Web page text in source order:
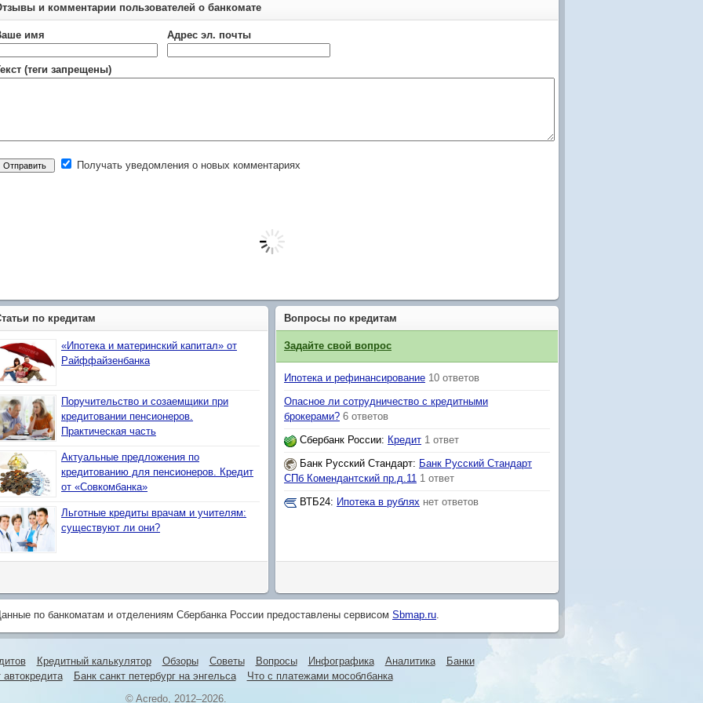
и комментарии пользователей о банкомате
имя Адрес эл. почты
(теги запрещены)
Получать уведомления о новых комментариях
по кредитам
«Ипотека и материнский капитал» от
Райффайзенбанка
Поручительство и созаемщики при
кредитовании пенсионеров.
Практическая часть
Актуальные предложения по
кредитованию для пенсионеров. Кредит
от «Совкомбанка»
Льготные кредиты врачам и учителям:
существуют ли они?
Вопросы по кредитам
Задайте свой вопрос
Ипотека и рефинансирование 10 ответов
Опасное ли сотрудничество с кредитными
брокерами? 6 ответов
Сбербанк России: Кредит 1 ответ
Банк Русский Стандарт: Банк Русский Стандарт
СПб Комендантский пр.д.11 1 ответ
ВТБ24: Ипотека в рублях нет ответов
по банкоматам и отделениям Сбербанка России предоставлены сервисом Sbmap.ru
Кредитный калькулятор Обзоры Советы Вопросы Инфографика Аналитика
Банки
Банк санкт петербург на энгельса Что с платежами мособлбанка
© Acredo, 2012–2026.